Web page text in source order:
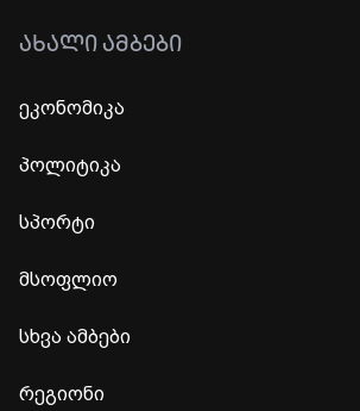
ᲐᲮᲐᲚᲘ ᲐᲛᲑᲔᲑᲘ
ეკონომიკა
პოლიტიკა
სპორტი
მსოფლიო
სხვა ამბები
რეგიონი